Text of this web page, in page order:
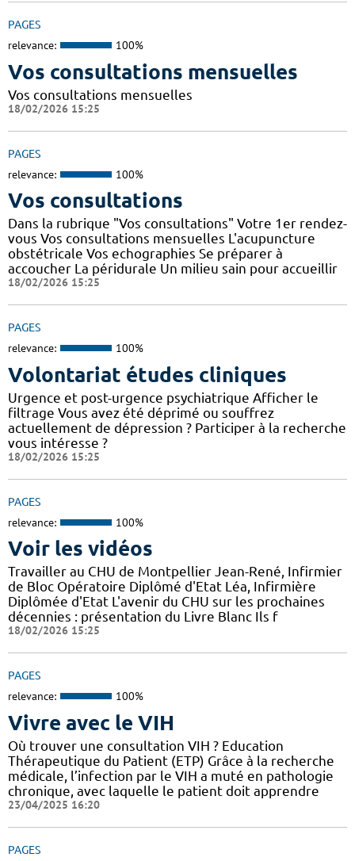
PAGES
relevance: 100%
Vos consultations mensuelles
Vos consultations mensuelles
18/02/2026 15:25
PAGES
relevance: 100%
Vos consultations
Dans la rubrique "Vos consultations" Votre 1er rendez-
vous Vos consultations mensuelles L'acupuncture
obstétricale Vos echographies Se préparer à
accoucher La péridurale Un milieu sain pour accueillir
18/02/2026 15:25
PAGES
relevance: 100%
Volontariat études cliniques
Urgence et post-urgence psychiatrique Afficher le
filtrage Vous avez été déprimé ou souffrez
actuellement de dépression ? Participer à la recherche
vous intéresse ?
18/02/2026 15:25
PAGES
relevance: 100%
Voir les vidéos
Travailler au CHU de Montpellier Jean-René, Infirmier
de Bloc Opératoire Diplômé d'Etat Léa, Infirmière
Diplômée d'Etat L'avenir du CHU sur les prochaines
décennies : présentation du Livre Blanc Ils f
18/02/2026 15:25
PAGES
relevance: 100%
Vivre avec le VIH
Où trouver une consultation VIH ? Education
Thérapeutique du Patient (ETP) Grâce à la recherche
médicale, l’infection par le VIH a muté en pathologie
chronique, avec laquelle le patient doit apprendre
23/04/2025 16:20
PAGES